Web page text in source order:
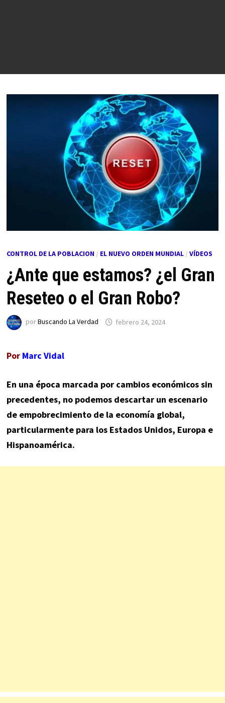
CONTROL DE LA POBLACION/ EL NUEVO ORDEN MUNDIAL/ VÍDEOS
¿Ante que estamos? ¿el Gran
Reseteo o el Gran Robo?
porBuscando La Verdad febrero 24, 2024
Por Marc Vidal
En una época marcada por cambios económicos sin
precedentes, no podemos descartar un escenario
de empobrecimiento de la economía global,
particularmente para los Estados Unidos, Europa e
Hispanoamérica.